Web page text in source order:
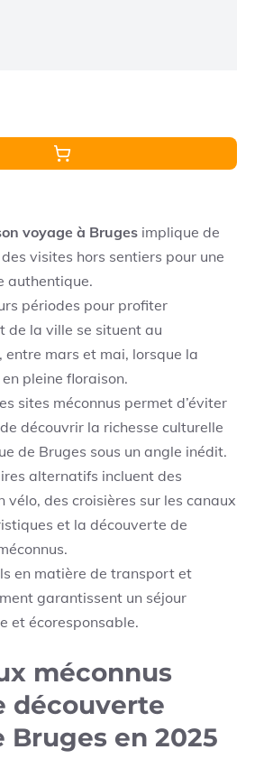
voyage à Bruges implique de
visites hors sentiers pour une
authentique.
périodes pour profiter
de la ville se situent au
entre mars et mai, lorsque la
pleine floraison.
sites méconnus permet d’éviter
découvrir la richesse culturelle
de Bruges sous un angle inédit.
alternatifs incluent des
vélo, des croisières sur les canaux
et la découverte de
en matière de transport et
garantissent un séjour
et écoresponsable.
méconnus
découverte
Bruges en 2025